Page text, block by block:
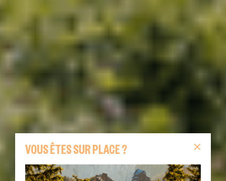
VOUS ÊTES SUR PLACE ?